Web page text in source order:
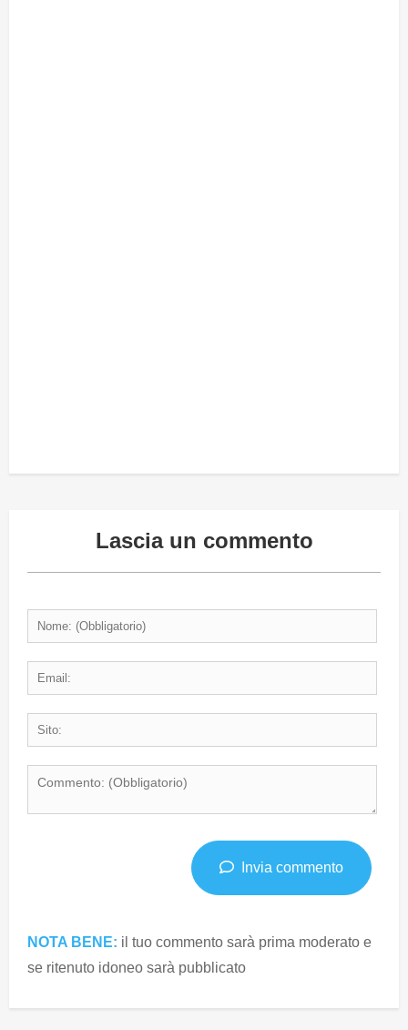
Lascia un commento
Invia commento
NOTA BENE: il tuo commento sarà prima moderato e
se ritenuto idoneo sarà pubblicato